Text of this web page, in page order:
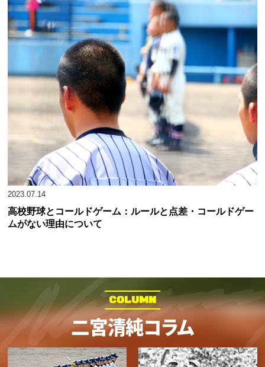
2023.07.14
高校野球とコールドゲーム：ルールと点差・コールドゲー
ムがない理由について
COLUMN
二宮清純コラム